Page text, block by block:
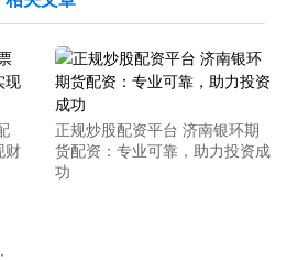
财
正规炒股配资平台 济南银环期
货配资：专业可靠，助力投资成
功